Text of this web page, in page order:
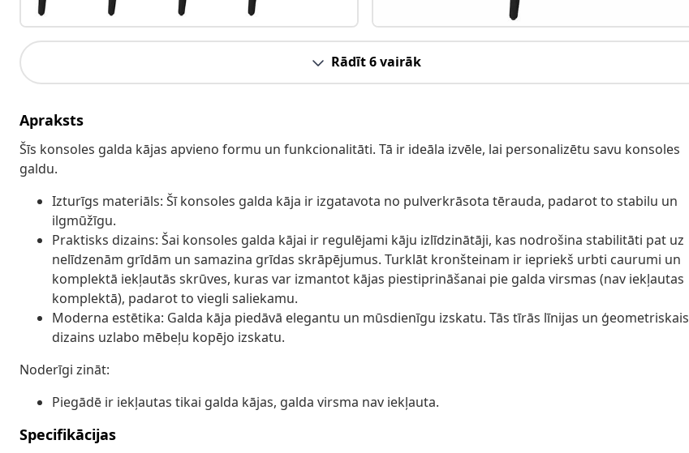
Rādīt 6 vairāk
Apraksts
Šīs konsoles galda kājas apvieno formu un funkcionalitāti. Tā ir ideāla izvēle, lai personalizētu savu konsoles
galdu.
Izturīgs materiāls: Šī konsoles galda kāja ir izgatavota no pulverkrāsota tērauda, padarot to stabilu un
ilgmūžīgu.
Praktisks dizains: Šai konsoles galda kājai ir regulējami kāju izlīdzinātāji, kas nodrošina stabilitāti pat uz
nelīdzenām grīdām un samazina grīdas skrāpējumus. Turklāt kronšteinam ir iepriekš urbti caurumi un
komplektā iekļautās skrūves, kuras var izmantot kājas piestiprināšanai pie galda virsmas (nav iekļautas
komplektā), padarot to viegli saliekamu.
Moderna estētika: Galda kāja piedāvā elegantu un mūsdienīgu izskatu. Tās tīrās līnijas un ģeometriskais
dizains uzlabo mēbeļu kopējo izskatu.
Noderīgi zināt:
Piegādē ir iekļautas tikai galda kājas, galda virsma nav iekļauta.
Specifikācijas